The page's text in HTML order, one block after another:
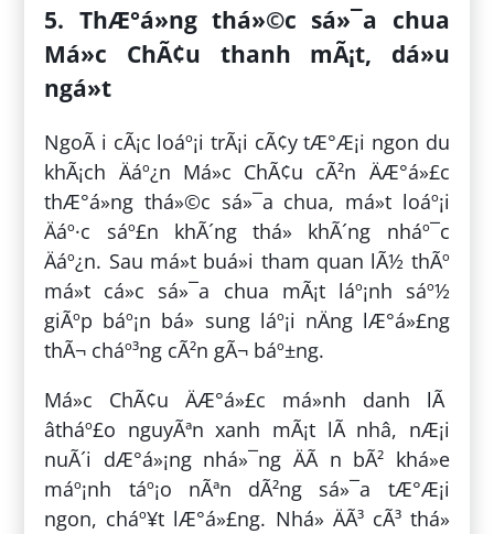
5. ThÆ°á»ng thá»©c sá»¯a chua
Má»c ChÃ¢u thanh mÃ¡t, dá»u
ngá»t
NgoÃ i cÃ¡c loáº¡i trÃ¡i cÃ¢y tÆ°Æ¡i ngon du
khÃ¡ch Äáº¿n Má»c ChÃ¢u cÃ²n ÄÆ°á»£c
thÆ°á»ng thá»©c sá»¯a chua, má»t loáº¡i
Äáº·c sáº£n khÃ´ng thá» khÃ´ng nháº¯c
Äáº¿n. Sau má»t buá»i tham quan lÃ½ thÃº
má»t cá»c sá»¯a chua mÃ¡t láº¡nh sáº½
giÃºp báº¡n bá» sung láº¡i nÄng lÆ°á»£ng
thÃ¬ cháº³ng cÃ²n gÃ¬ báº±ng.
Má»c ChÃ¢u ÄÆ°á»£c má»nh danh lÃ
âtháº£o nguyÃªn xanh mÃ¡t lÃ nhâ, nÆ¡i
nuÃ´i dÆ°á»¡ng nhá»¯ng ÄÃ n bÃ² khá»e
máº¡nh táº¡o nÃªn dÃ²ng sá»¯a tÆ°Æ¡i
ngon, cháº¥t lÆ°á»£ng. Nhá» ÄÃ³ cÃ³ thá»